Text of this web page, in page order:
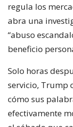
regula los
abra una
“abuso
beneficio
Solo horas
servicio, Trump
cómo sus
efectivamente